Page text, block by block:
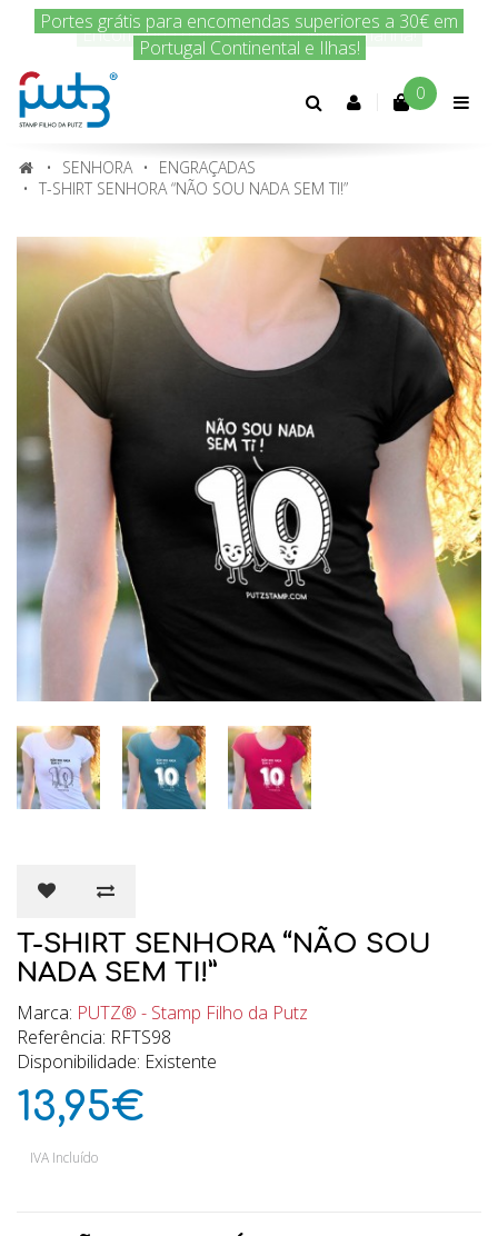
Encomenda hoje e nós enviamos amanhã!
Conta 0
SENHORA
ENGRAÇADAS
T-SHIRT SENHORA “NÃO SOU NADA SEM TI!”
T-SHIRT SENHORA “NÃO SOU
NADA SEM TI!”
Marca: PUTZ® - Stamp Filho da Putz
Referência: RFTS98
Disponibilidade: Existente
13,95€
IVA Incluído